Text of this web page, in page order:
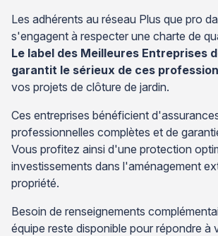
Les adhérents au réseau Plus que pro
s'engagent à respecter une charte de
Le label des Meilleures Entreprises
garantit le sérieux de ces
vos projets de clôture de jardin.
Ces entreprises bénéficient
professionnelles complètes et de
Vous profitez ainsi d'une protection
investissements dans l'aménagement
propriété.
Besoin de renseignements
équipe reste disponible pour répondre à